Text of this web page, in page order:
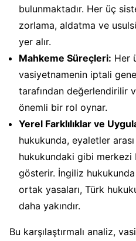
bulunmaktadır. Her üç
zorlama, aldatma ve
yer alır.
Mahkeme Süreçleri: Her
vasiyetnamenin iptali
tarafından değerlendirilir
önemli bir rol oynar.
Yerel Farklılıklar ve
hukukunda, eyaletler
hukukundaki gibi merkezi
gösterir. İngiliz
ortak yasaları, Türk
daha yakındır.
Bu karşılaştırmalı analiz,